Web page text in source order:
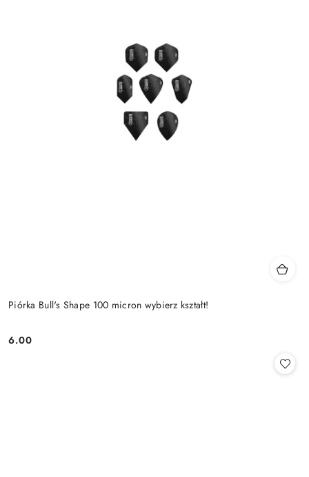
Piórka Bull's Shape 100 micron wybierz kształt!
Cena:
6.00